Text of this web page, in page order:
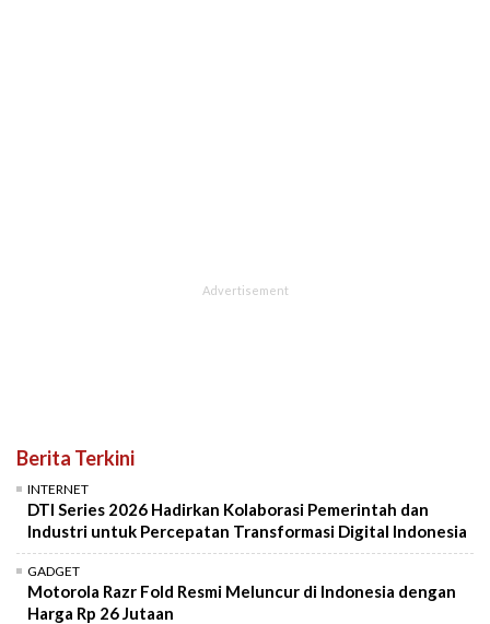
Berita Terkini
INTERNET
DTI Series 2026 Hadirkan Kolaborasi Pemerintah dan
Industri untuk Percepatan Transformasi Digital Indonesia
GADGET
Motorola Razr Fold Resmi Meluncur di Indonesia dengan
Harga Rp 26 Jutaan